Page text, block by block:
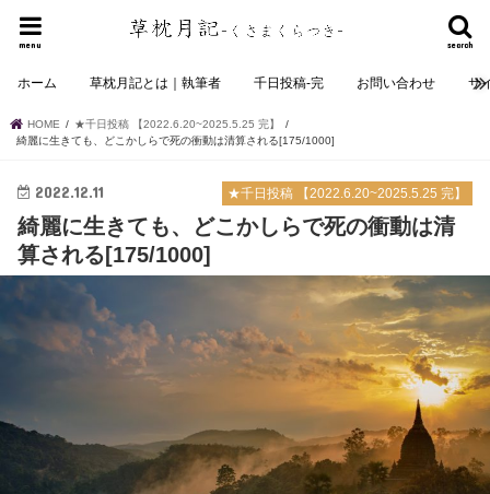
search
menu
ホーム 草枕月記とは｜執筆者 千日投稿-完 お問い合わせ サ
HOME
★千日投稿 【2022.6.20~2025.5.25 完】
綺麗に生きても、どこかしらで死の衝動は清算される[175/1000]
★千日投稿 【2022.6.20~2025.5.25 完】
2022.12.11
綺麗に生きても、どこかしらで死の衝動は清
算される[175/1000]